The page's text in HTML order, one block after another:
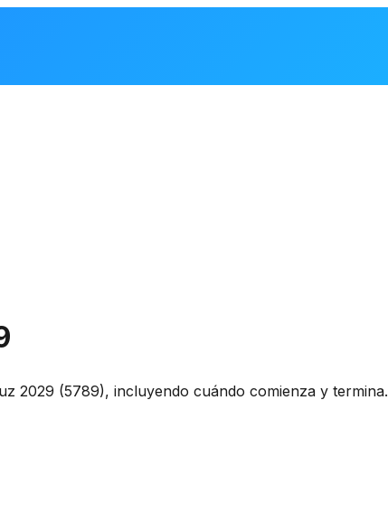
2029 (5789), incluyendo cuándo comienza y termina.